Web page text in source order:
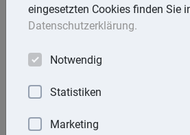
Lexika
Volltext-Suche in den Lexika
eingesetzten Cookies finden Sie
Datenschutzerklärung.
Notwendig
Statistiken
Marketing